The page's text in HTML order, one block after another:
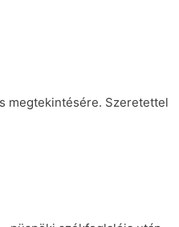
megtekintésére. Szeretettel